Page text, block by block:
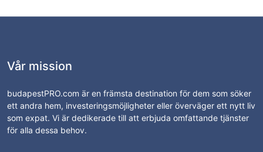
Vår mission
budapestPRO.com är en främsta destination för dem som söker
ett andra hem, investeringsmöjligheter eller överväger ett nytt liv
som expat. Vi är dedikerade till att erbjuda omfattande tjänster
för alla dessa behov.